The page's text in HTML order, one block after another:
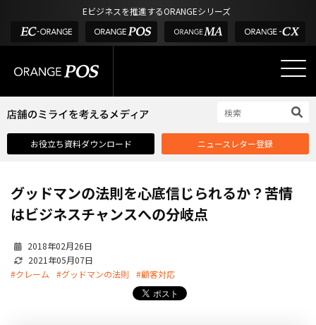
Eビジネスを推進するORANGEシリーズ
タッチパネル式カスタマーディスプレイ
インフラ環境・サポート
業界別ソリューション
酒販・ワイン
サロン
導入・補助金
デジタル化・AI導入補助金
POS お役立ち情報
店舗のミライを考えるメディア
03-6432-0346
電話受付：平日 10:00~17:00
お役立ち資料ダウンロード ニュースレター登録
グッドマンの法則を心底信じられるか？苦情
はビジネスチャンスへの分岐点
2018年02月26日
2021年05月07日
#クレーム
#グッドマンの法則 #顧客対応